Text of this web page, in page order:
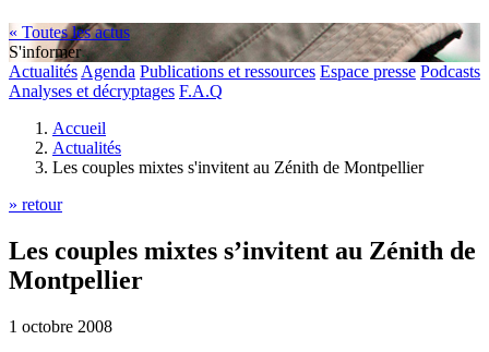
« Toutes les actus
S'informer
Actualités Agenda Publications et ressources Espace presse Podcasts
Analyses et décryptages F.A.Q
Accueil
Actualités
Les couples mixtes s'invitent au Zénith de Montpellier
» retour
Les couples mixtes s’invitent au Zénith de
Montpellier
1 octobre 2008